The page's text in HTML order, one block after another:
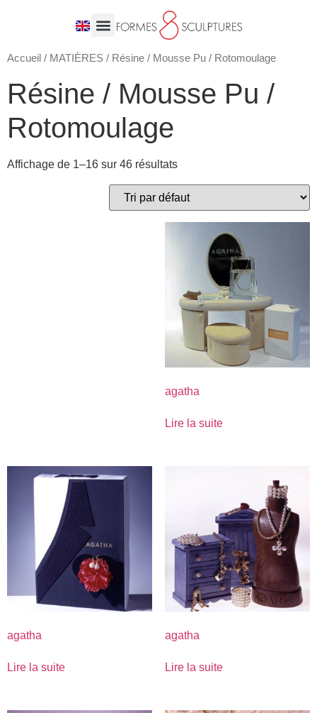
Accueil / MATIÈRES / Résine / Mousse Pu / Rotomoulage
Résine / Mousse Pu /
Rotomoulage
Affichage de 1–16 sur 46 résultats
agatha
Lire la suite
agatha
Lire la suite
agatha
Lire la suite